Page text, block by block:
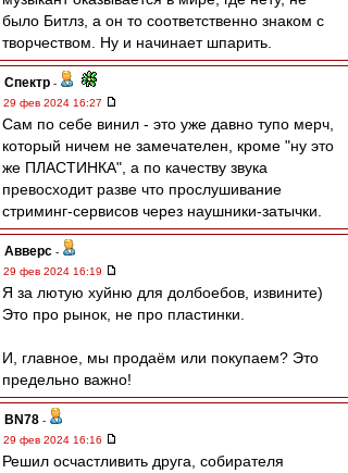
было Битлз, а он то соответственно знаком с
творчеством. Ну и начинает шпарить.
Спектр -
29 фев 2024 16:27
Сам по себе винил - это уже давно тупо мерч,
который ничем не замечателен, кроме "ну это
же ПЛАСТИНКА", а по качеству звука
превосходит разве что прослушивание
стриминг-сервисов через наушники-затычки.
Авверс -
29 фев 2024 16:19
Я за лютую хуйню для долбоебов, извините)
Это про рынок, не про пластинки.
И, главное, мы продаём или покупаем? Это
предельно важно!
BN78 -
29 фев 2024 16:16
Решил осчастливить друга, собирателя